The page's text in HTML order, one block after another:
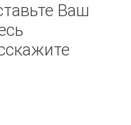
Ваш